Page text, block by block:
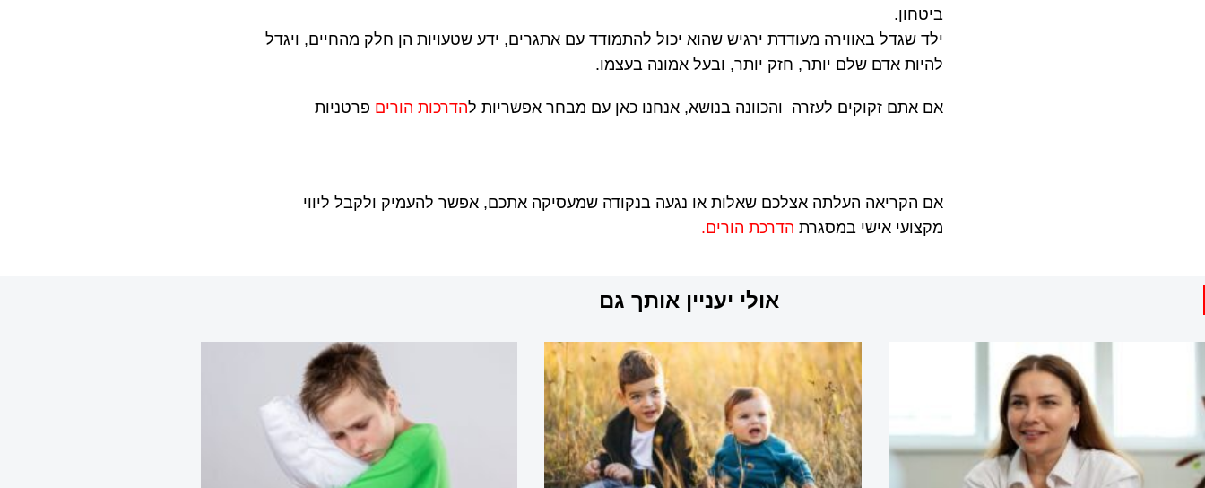
ביטחון.
ילד שגדל באווירה מעודדת ירגיש שהוא יכול להתמודד עם אתגרים, ידע שטעויות הן חלק מהחיים, ויגדל
להיות אדם שלם יותר, חזק יותר, ובעל אמונה בעצמו.
אם אתם זקוקים לעזרה והכוונה בנושא, אנחנו כאן עם מבחר אפשריות להדרכות הורים פרטניות
אם הקריאה העלתה אצלכם שאלות או נגעה בנקודה שמעסיקה אתכם, אפשר להעמיק ולקבל ליווי
מקצועי אישי במסגרת הדרכת הורים.
אולי יעניין אותך גם